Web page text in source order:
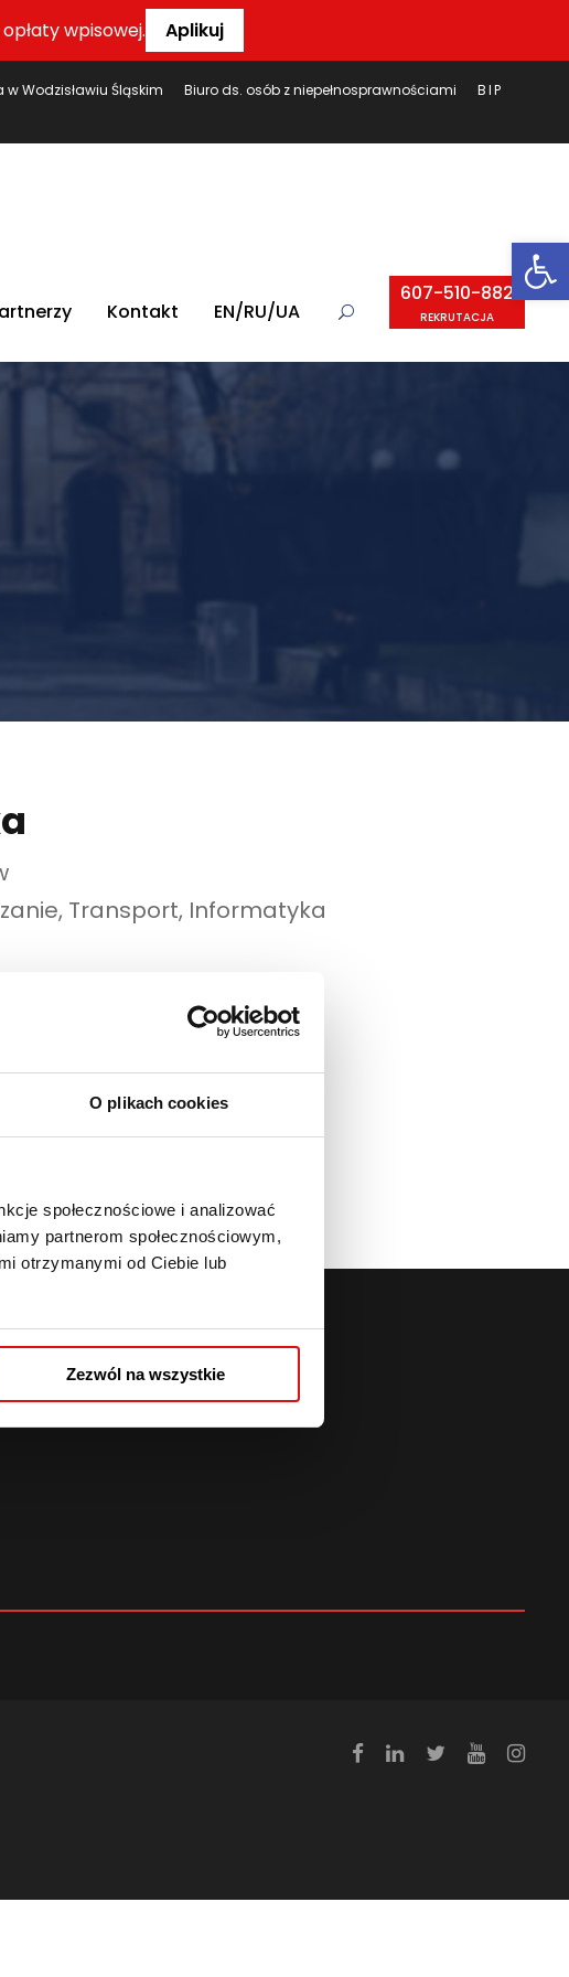
O plikach cookies
społecznościowe i analizować
partnerom społecznościowym,
otrzymanymi od Ciebie lub
Zezwól na wszystkie
wpisowej. Aplikuj
w Wodzisławiu Śląskim Biuro ds. osób z niepełnosprawnościami
BIP
Kontakt EN/RU/UA
607-510-882
REKRUTACJA
Transport, Informatyka